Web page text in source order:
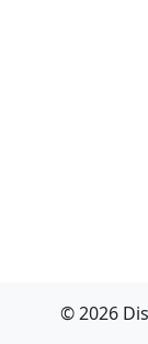
© 2026